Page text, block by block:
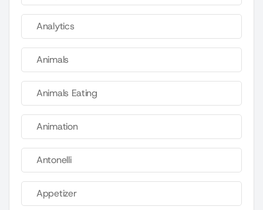
Analytics
Animals
Animals Eating
Animation
Antonelli
Appetizer